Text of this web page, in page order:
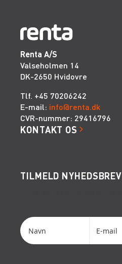
Renta A/S
Valseholmen 14
DK-2650 Hvidovre
Tlf. +45 70206242
E-mail: info@renta.dk
CVR-nummer: 29416796
KONTAKT OS
TILMELD NYHEDSBREV